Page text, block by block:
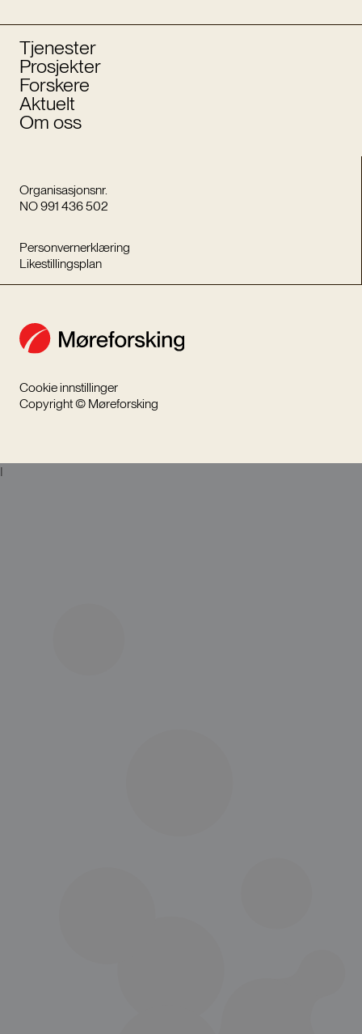
Organisasjonsnr.
NO 991 436 502
Personvernerklæring
Likestillingsplan
Tjenester
Prosjekter
Forskere
Aktuelt
Om oss
Cookie innstillinger
Copyright © Møreforsking
I